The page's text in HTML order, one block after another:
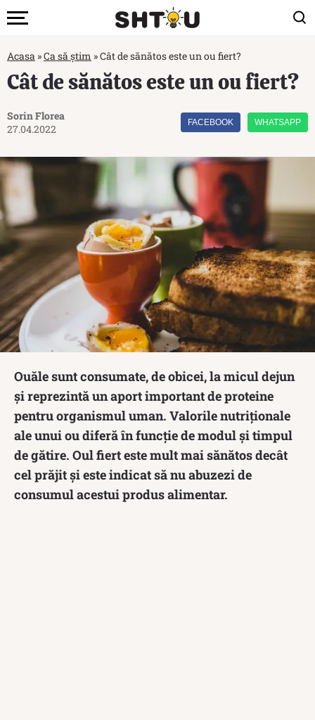
Acasa »Ca să știm »Cât de sănătos este un ou fiert?
Cât de sănătos este un ou fiert?
Sorin Florea
27.04.2022
FACEBOOK WHATSAPP
Ouăle sunt consumate, de obicei, la micul dejun
și reprezintă un aport important de proteine
pentru organismul uman. Valorile nutriționale
ale unui ou diferă în funcție de modul și timpul
de gătire. Oul fiert este mult mai sănătos decât
cel prăjit și este indicat să nu abuzezi de
consumul acestui produs alimentar.